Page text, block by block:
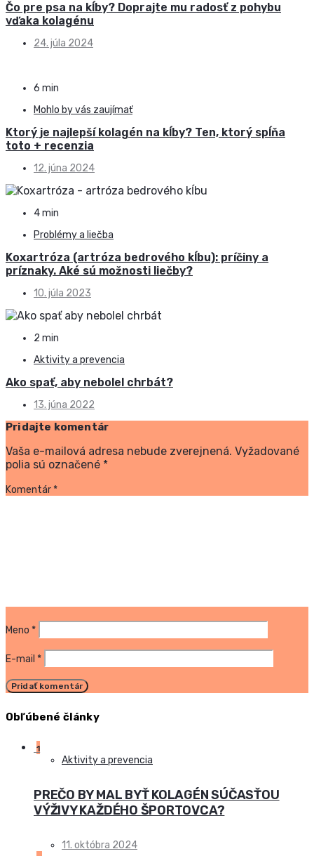
Čo pre psa na kĺby? Doprajte mu radosť z pohybu
vďaka kolagénu
24. júla 2024
6 min
Mohlo by vás zaujímať
Ktorý je najlepší kolagén na kĺby? Ten, ktorý spĺňa
toto + recenzia
12. júna 2024
4 min
Problémy a liečba
Koxartróza (artróza bedrového kĺbu): príčiny a
príznaky. Aké sú možnosti liečby?
10. júla 2023
2 min
Aktivity a prevencia
Ako spať, aby nebolel chrbát?
13. júna 2022
Pridajte komentár
Vaša e-mailová adresa nebude zverejnená. Vyžadované
polia sú označené *
Komentár *
Meno *
E-mail *
Obľúbené články
1
Aktivity a prevencia
PREČO BY MAL BYŤ KOLAGÉN SÚČASŤOU
VÝŽIVY KAŽDÉHO ŠPORTOVCA?
11. októbra 2024